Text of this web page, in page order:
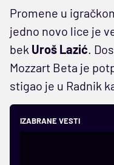
Promene u
jedno novo lice je
bek Uroš Lazić.
Mozzart Beta je
stigao je u Radnik
IZABRANE VESTI